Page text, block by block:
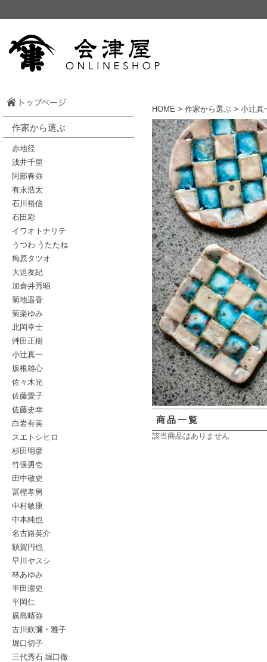
作家から選ぶ
赤地径
浅井千里
阿部春弥
有永浩太
石川裕信
石田彩
イワオトナリテ
うつわ うたたね
梅原タツオ
大迫友紀
加倉井秀昭
菊地遥香
菊楽ゆみ
北岡幸士
艸田正樹
小辻真一
坂根雄心
佐々木光
佐藤愛子
佐藤史幸
白岩有美
スエトシヒロ
杉田明彦
竹俣勇壱
田中敬史
冨樫孝男
中村敏康
中本純也
名古路英介
額賀円也
早川ヤスシ
林あゆみ
半田濃史
平岡仁
廣島晴弥
古川欽彌・雅子
堀口切子
三代秀石 堀口徹
HOME > 作家から選ぶ > 小辻真
商品一覧
該当商品はありません